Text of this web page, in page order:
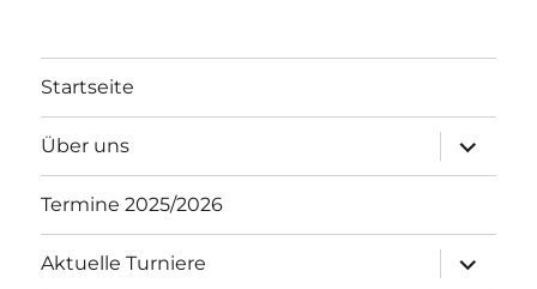
Startseite
Über uns
öffnen
Termine 2025/2026
Aktuelle Turniere
öffnen